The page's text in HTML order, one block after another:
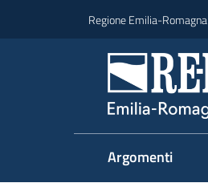
Regione Emilia-Romagna
Argomenti